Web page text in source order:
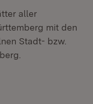
aller
mit den
Stadt- bzw.